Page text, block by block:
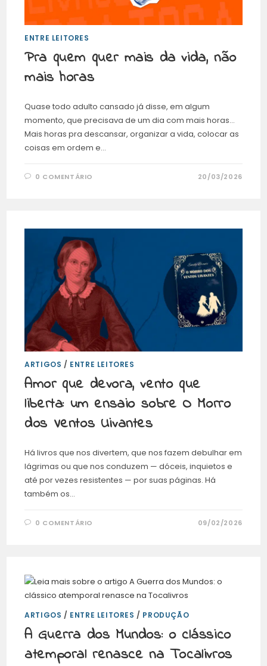
ENTRE LEITORES
Pra quem quer mais da vida, não
mais horas
Quase todo adulto cansado já disse, em algum
momento, que precisava de um dia com mais horas…
Mais horas pra descansar, organizar a vida, colocar as
coisas em ordem e…
0 COMENTÁRIO 20/03/2026
ARTIGOS / ENTRE LEITORES
Amor que devora, vento que
liberta: um ensaio sobre O Morro
dos Ventos Uivantes
Há livros que nos divertem, que nos fazem debulhar em
lágrimas ou que nos conduzem — dóceis, inquietos e
até por vezes resistentes — por suas páginas. Há
também os…
0 COMENTÁRIO 09/02/2026
ARTIGOS / ENTRE LEITORES / PRODUÇÃO
A Guerra dos Mundos: o clássico
atemporal renasce na Tocalivros